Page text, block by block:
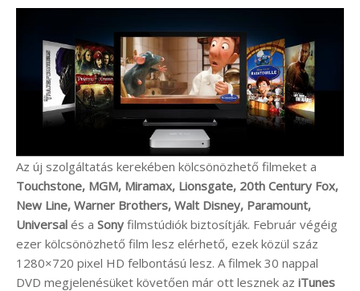
Az új szolgáltatás kerekében kölcsönözhető filmeket a
Touchstone, MGM, Miramax, Lionsgate, 20th Century Fox,
New Line, Warner Brothers, Walt Disney, Paramount,
Universal és a Sony filmstúdiók biztosítják. Február végéig
ezer kölcsönözhető film lesz elérhető, ezek közül száz
1280×720 pixel HD felbontású lesz. A filmek 30 nappal
DVD megjelenésüket követően már ott lesznek az iTunes